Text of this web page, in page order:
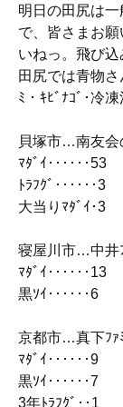
明日の田尻は一
で、皆さまお願
いねっ。飛び込
田尻では青物
ﾐ・ｷﾋﾞﾅｺﾞ･冷
貝塚市…南友会
ﾏﾀﾞｲ‥‥‥53
ﾄﾗﾌｸﾞ‥‥‥3
大当りﾏﾀﾞｲ･3
寝屋川市…中井
ﾏﾀﾞｲ‥‥‥13
黒ｿｲ‥‥‥6
京都市…真下ﾌｧ
ﾏﾀﾞｲ‥‥‥9
黒ｿｲ‥‥‥7
3年ﾄﾗﾌｸﾞ‥1